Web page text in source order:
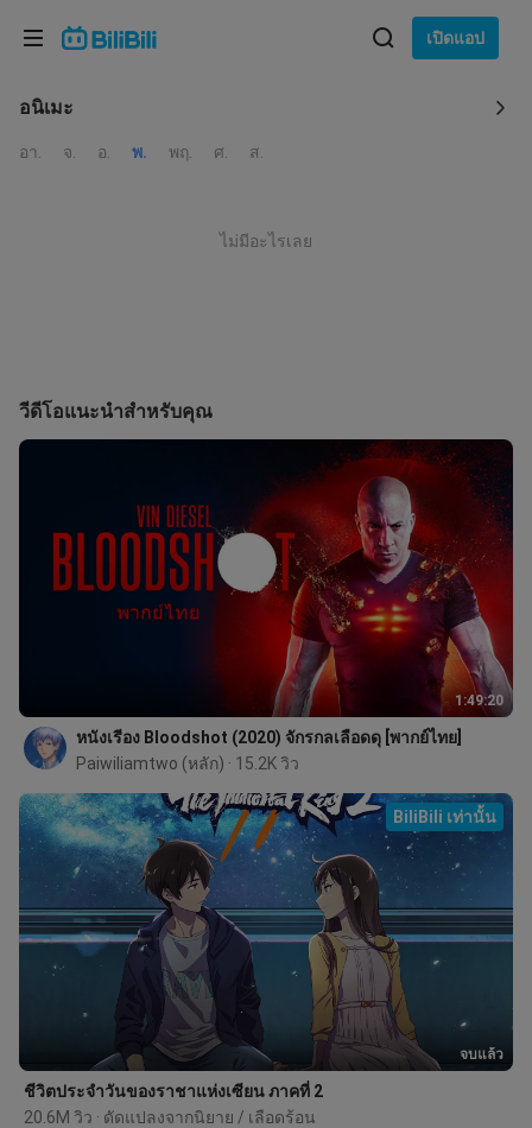
เปิดแอป
อนิเมะ
อา. จ. อ. พ. พฤ. ศ. ส.
ไม่มีอะไรเลย
วีดีโอแนะนำสำหรับคุณ
1:49:20
หนังเรีอง Bloodshot (2020) จักรกลเลือดดุ [พากย์ไทย]
Paiwiliamtwo (หลัก) · 15.2K วิว
จบแล้ว
BiliBili เท่านั้น
ชีวิตประจำวันของราชาแห่งเซียน ภาคที่ 2
20.6M วิว · ดัดแปลงจากนิยาย / เลือดร้อน
เลือกภาษา
English
ภาษาไทย